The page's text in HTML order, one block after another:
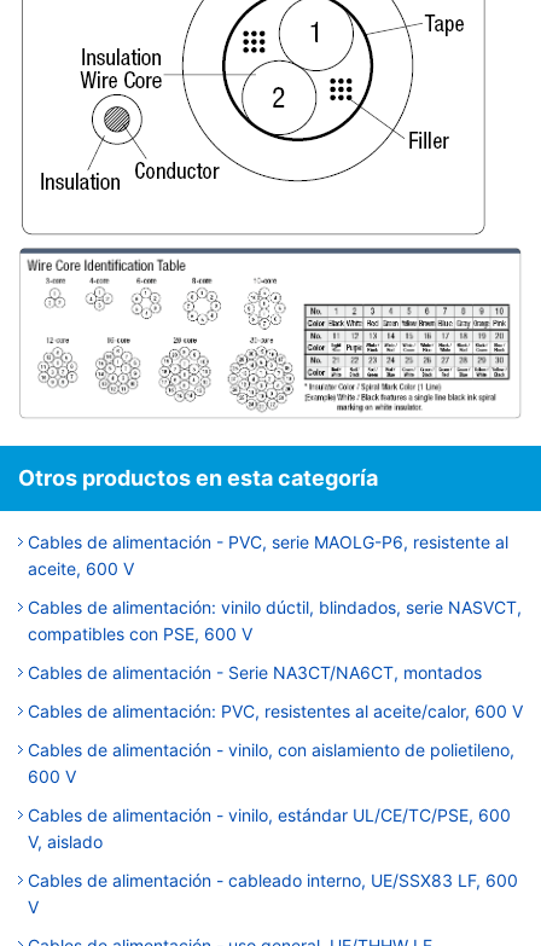
Otros productos en esta categoría
Cables de alimentación - PVC, serie MAOLG-P6, resistente al
aceite, 600 V
Cables de alimentación: vinilo dúctil, blindados, serie NASVCT,
compatibles con PSE, 600 V
Cables de alimentación - Serie NA3CT/NA6CT, montados
Cables de alimentación: PVC, resistentes al aceite/calor, 600 V
Cables de alimentación - vinilo, con aislamiento de polietileno,
600 V
Cables de alimentación - vinilo, estándar UL/CE/TC/PSE, 600
V, aislado
Cables de alimentación - cableado interno, UE/SSX83 LF, 600
V